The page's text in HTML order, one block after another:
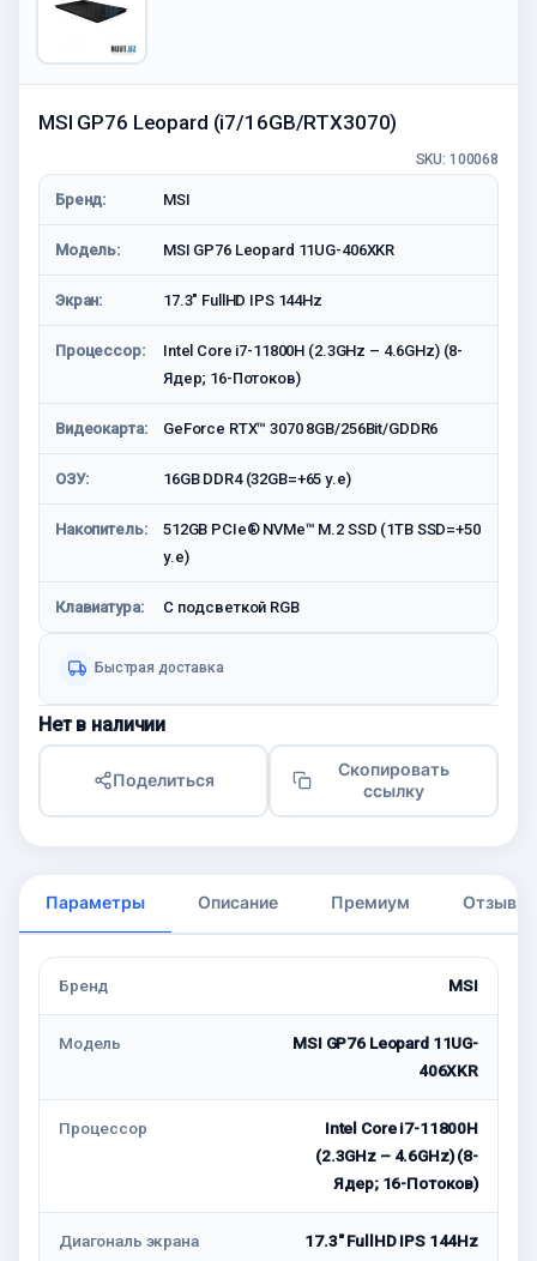
MSI GP76 Leopard (i7/16GB/RTX3070)
SKU: 100068
Бренд: MSI
Модель: MSI GP76 Leopard 11UG-406XKR
Экран: 17.3" FullHD IPS 144Hz
Процессор:
Intel Core i7-11800H (2.3GHz – 4.6GHz) (8-
Ядeр; 16-Потоков)
Видеокарта: GeForce RTX™ 3070 8GB/256Bit/GDDR6
ОЗУ: 16GB DDR4 (32GB=+65 у.е)
Накопитель:
512GB PCIe® NVMe™ M.2 SSD (1TB SSD=+50
у.е)
Клавиатура: С подсветкой RGB
Быстрая доставка
Нет в наличии
Поделиться
Скопировать
ссылку
Параметры Описание Премиум Отзывы
Бренд MSI
Модель
MSI GP76 Leopard 11UG-
406XKR
Процессор
Intel Core i7-11800H
(2.3GHz – 4.6GHz) (8-
Ядeр; 16-Потоков)
Диагональ экрана 17.3" FullHD IPS 144Hz